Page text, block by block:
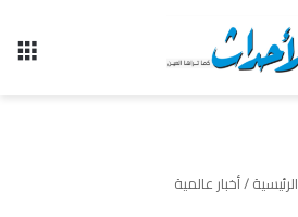
الرئيسية/أخبار عالمية